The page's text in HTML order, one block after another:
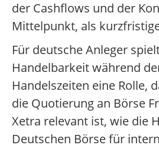
der Cashflows und der
Mittelpunkt, als
Für deutsche Anleger
Handelbarkeit während
Handelszeiten eine Rolle,
die Quotierung an Börse
Xetra relevant ist, wie die
Deutschen Börse für